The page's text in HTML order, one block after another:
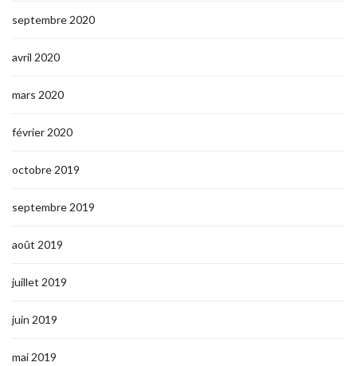
septembre 2020
avril 2020
mars 2020
février 2020
octobre 2019
septembre 2019
août 2019
juillet 2019
juin 2019
mai 2019